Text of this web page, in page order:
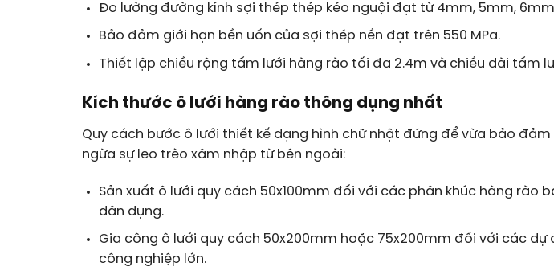
Đo lường đường kính sợi thép thép kéo nguội đạt từ 4mm, 5mm,
Bảo đảm giới hạn bền uốn của sợi thép nền đạt trên 550 MPa.
Thiết lập chiều rộng tấm lưới hàng rào tối đa 2.4m và chiều dài tấm
Kích thước ô lưới hàng rào thông dụng nhất
Quy cách bước ô lưới thiết kế dạng hình chữ nhật đứng để vừa bảo
ngừa sự leo trèo xâm nhập từ bên ngoài:
Sản xuất ô lưới quy cách 50x100mm đối với các phân khúc hàng rào
dân dụng.
Gia công ô lưới quy cách 50x200mm hoặc 75x200mm đối với các dự
công nghiệp lớn.